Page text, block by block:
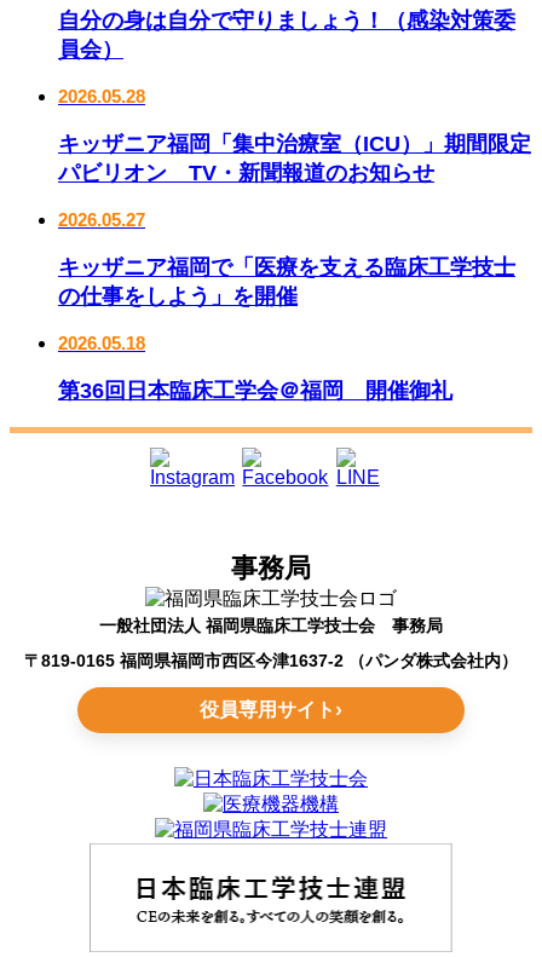
自分の身は自分で守りましょう！（感染対策委
員会）
2026.05.28
キッザニア福岡「集中治療室（ICU）」期間限定
パビリオン TV・新聞報道のお知らせ
2026.05.27
キッザニア福岡で「医療を支える臨床工学技士
の仕事をしよう」を開催
2026.05.18
第36回日本臨床工学会＠福岡 開催御礼
事務局
一般社団法人 福岡県臨床工学技士会 事務局
〒819-0165 福岡県福岡市西区今津1637-2 （パンダ株式会社内）
役員専用サイト